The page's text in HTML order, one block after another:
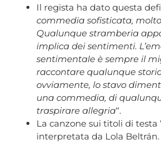
Il regista ha dato questa
commedia sofisticata,
Qualunque stramberia
implica dei sentimenti.
sentimentale è sempre il
raccontare qualunque
ovviamente, lo stavo
una commedia, di
traspirare allegria“.
La canzone sui titoli di testa
interpretata da Lola Beltrán.